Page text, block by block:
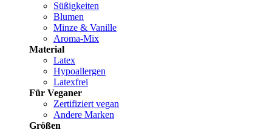
Süßigkeiten
Blumen
Minze & Vanille
Aroma-Mix
Material
Latex
Hypoallergen
Latexfrei
Für Veganer
Zertifiziert vegan
Andere Marken
Größen